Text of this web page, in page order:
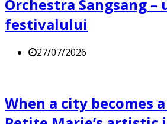
Orchestra Sangsang –
festivalului
27/07/2026
When a city becomes